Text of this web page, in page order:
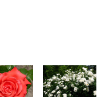
Rossa Iceberg